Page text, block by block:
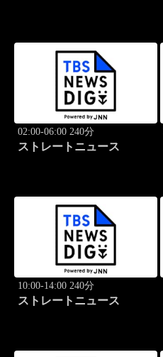
02:00-06:00 240分
ストレートニュース
10:00-14:00 240分
ストレートニュース